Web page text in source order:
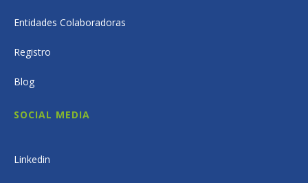
Entidades Colaboradoras
Registro
Blog
SOCIAL MEDIA
Linkedin